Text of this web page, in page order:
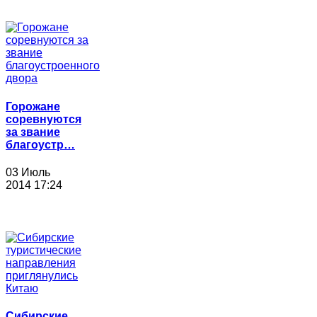
Горожане
соревнуются
за звание
благоустр…
03 Июль
2014 17:24